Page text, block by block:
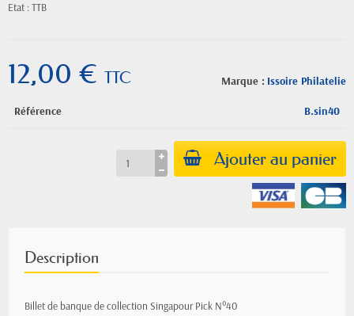
Etat : TTB
Marque : Issoire Philatelie
12,00 € TTC
Référence B.sin40
Ajouter au panier
Description
Billet de banque de collection Singapour Pick N°40